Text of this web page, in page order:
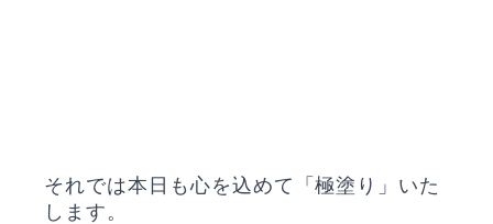
それでは本日も心を込めて「極塗り」いた
します。